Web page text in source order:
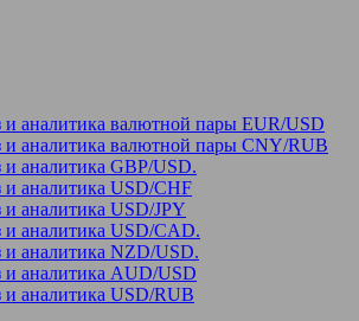
и аналитика валютной пары EUR/USD
и аналитика валютной пары CNY/RUB
и аналитика GBP/USD.
и аналитика USD/CHF
и аналитика USD/JPY
и аналитика USD/CAD.
и аналитика NZD/USD.
и аналитика AUD/USD
и аналитика USD/RUB